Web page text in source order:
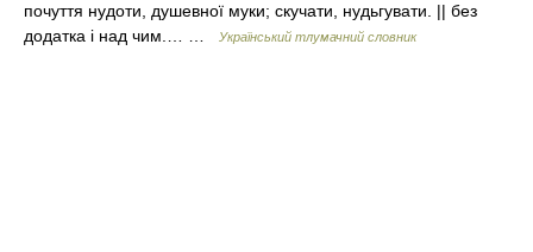
почуття нудоти, душевної муки; скучати, нудьгувати. || без
додатка і над чим.… …
Український тлумачний словник